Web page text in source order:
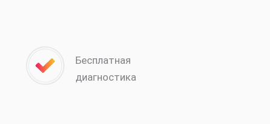
Бесплатная
диагностика